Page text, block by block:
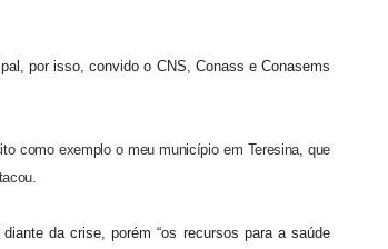
, por isso,convido o CNS, Conass e Conasems
da crise, porém “os recursos para a saúde